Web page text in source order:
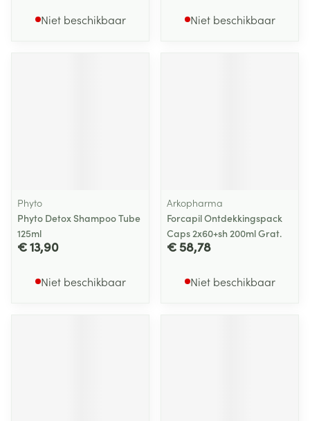
Niet beschikbaar Niet beschikbaar
Phyto
Phyto Detox Shampoo Tube
125ml
€ 13,90
Niet beschikbaar
Arkopharma
Forcapil Ontdekkingspack
Caps 2x60+sh 200ml Grat.
€ 58,78
Niet beschikbaar